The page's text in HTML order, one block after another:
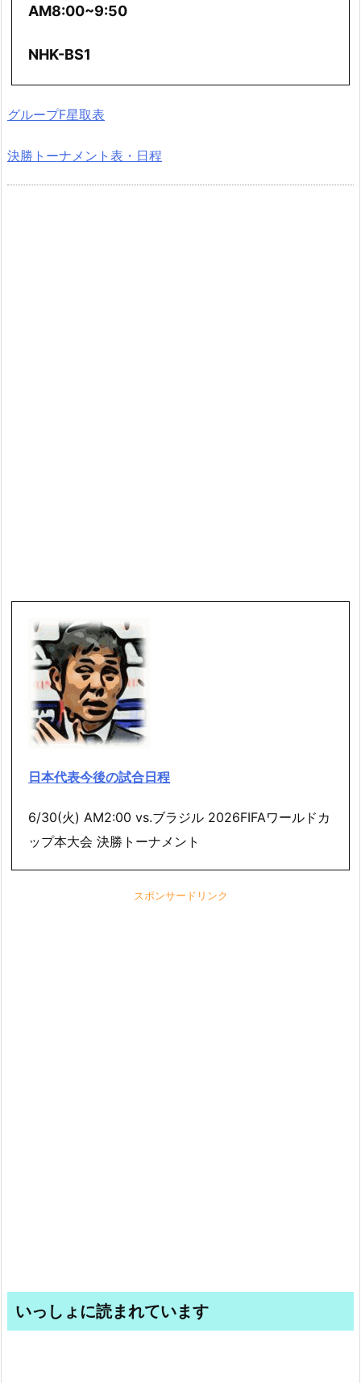
AM8:00~9:50
NHK-BS1
グループF星取表
決勝トーナメント表・日程
日本代表今後の試合日程
6/30(火) AM2:00 vs.ブラジル 2026FIFAワールドカ
ップ本大会 決勝トーナメント
スポンサードリンク
いっしょに読まれています